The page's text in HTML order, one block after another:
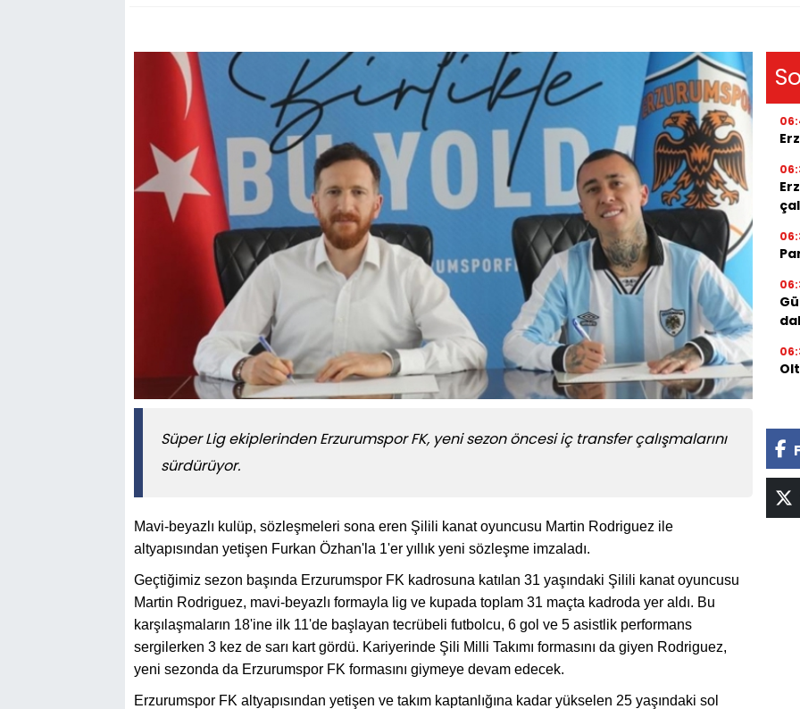
Süper Lig ekiplerinden Erzurumspor FK, yeni sezon öncesi iç transfer çalışmalarını
sürdürüyor.
Mavi-beyazlı kulüp, sözleşmeleri sona eren Şilili kanat oyuncusu Martin Rodriguez ile
altyapısından yetişen Furkan Özhan'la 1'er yıllık yeni sözleşme imzaladı.
Geçtiğimiz sezon başında Erzurumspor FK kadrosuna katılan 31 yaşındaki Şilili kanat oyuncusu
Martin Rodriguez, mavi-beyazlı formayla lig ve kupada toplam 31 maçta kadroda yer aldı. Bu
karşılaşmaların 18'ine ilk 11'de başlayan tecrübeli futbolcu, 6 gol ve 5 asistlik performans
sergilerken 3 kez de sarı kart gördü. Kariyerinde Şili Milli Takımı formasını da giyen Rodriguez,
yeni sezonda da Erzurumspor FK formasını giymeye devam edecek.
Erzurumspor FK altyapısından yetişen ve takım kaptanlığına kadar yükselen 25 yaşındaki sol